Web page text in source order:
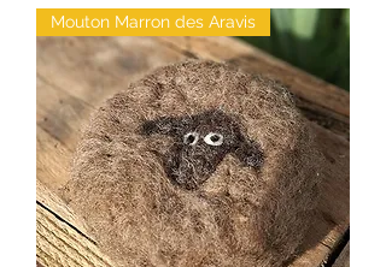
Mouton Marron des Aravis